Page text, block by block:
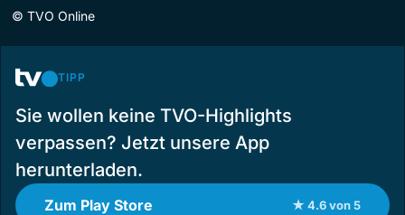
© TVO Online
TIPP
Sie wollen keine TVO-Highlights
verpassen? Jetzt unsere App
herunterladen.
Zum Play Store ★ 4.6 von 5